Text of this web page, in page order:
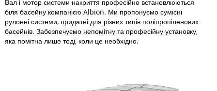
Вал і мотор системи накриття професійно встановлюються
біля басейну компанією Albion. Ми пропонуємо сумісні
рулонні системи, придатні для різних типів поліпропіленових
басейнів. Забезпечуємо непомітну та професійну установку,
яка помітна лише тоді, коли це необхідно.